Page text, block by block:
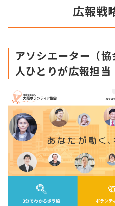
広報戦
アソシエーター（
人ひとりが広報担当